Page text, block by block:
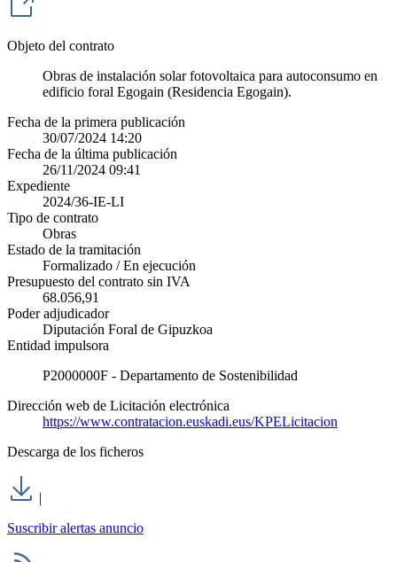
Objeto del contrato
Obras de instalación solar fotovoltaica para autoconsumo en
edificio foral Egogain (Residencia Egogain).
Fecha de la primera publicación
30/07/2024 14:20
Fecha de la última publicación
26/11/2024 09:41
Expediente
2024/36-IE-LI
Tipo de contrato
Obras
Estado de la tramitación
Formalizado / En ejecución
Presupuesto del contrato sin IVA
68.056,91
Poder adjudicador
Diputación Foral de Gipuzkoa
Entidad impulsora
P2000000F - Departamento de Sostenibilidad
Dirección web de Licitación electrónica
https://www.contratacion.euskadi.eus/KPELicitacion
Descarga de los ficheros
|
Suscribir alertas anuncio